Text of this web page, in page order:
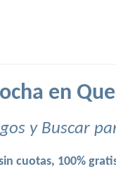
en
y Buscar
cuotas, 100%